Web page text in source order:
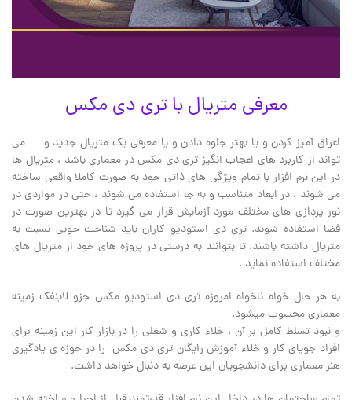
معرفی متریال با تری دی مکس
اغراق آمیز کردن و یا بهتر جلوه دادن و یا معرفی یک متریال جدید و … می
تواند از کاربرد های اعجاب انگیز تری دی مکس در معماری باشد ، متریال ها
در این نرم افزار با تمام ویژگی های ذاتی خود به صورت کاملا واقعی ساخته
می شوند ، در ابعاد متناسب و به جا استفاده می شوند ، حتی در مواردی در
نور پردازی های مختلف مورد آزمایش قرار می گیرد تا در بهترین صورت در
فضا استفاده شوند. تری دی استودیو کاران باید شناخت خوبی نسبت به
متریال داشته باشند، تا بتوانند به درستی در پروژه های خود از متریال های
مختلف استفاده نماید .
به هر حال خواه ناخواه امروزه تری دی استودیو مکس جزو لاینفک زمینه
معماری محسوب میشود.
و نبود تسلط کامل بر آن ، خلاء کاری و شغلی را در بازار کار این زمینه برای
افراد جویای کار و خلاء آموزش رایگان تری دی مکس را در حوزه ی یادگیری
هنر معماری برای دانشجویان این عرصه به دنبال خواهد داشت.